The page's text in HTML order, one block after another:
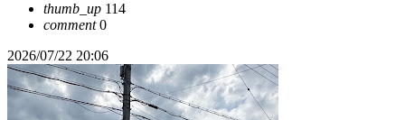
thumb_up 114
comment0
2026/07/22 20:06